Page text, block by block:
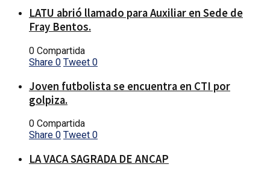
LATU abrió llamado para Auxiliar en Sede de
Fray Bentos.
0 Compartida
Share 0 Tweet 0
Joven futbolista se encuentra en CTI por
golpiza.
0 Compartida
Share 0 Tweet 0
LA VACA SAGRADA DE ANCAP